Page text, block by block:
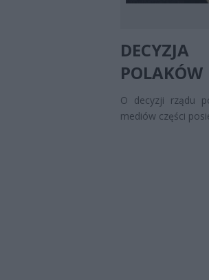
POLAKÓW
O decyzji rządu
mediów części